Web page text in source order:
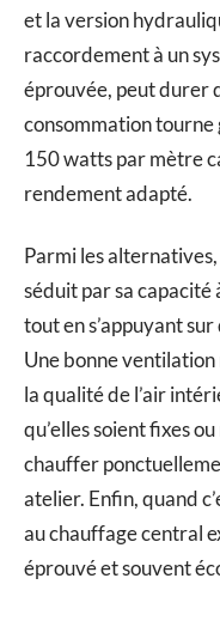
et la version
raccordement à un
éprouvée, peut durer
consommation
150 watts par mètre
rendement adapté.
Parmi les
séduit par sa
tout en s’appuyant
Une bonne
la qualité de l’air
qu’elles soient fixes
chauffer
atelier. Enfin, quand
au chauffage central
éprouvé et souvent